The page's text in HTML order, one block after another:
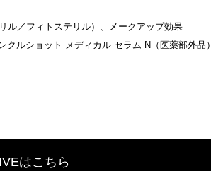
ル／フィトステリル）、メークアップ効果
ルショット メディカル セラム N（医薬部外品）
はこちら